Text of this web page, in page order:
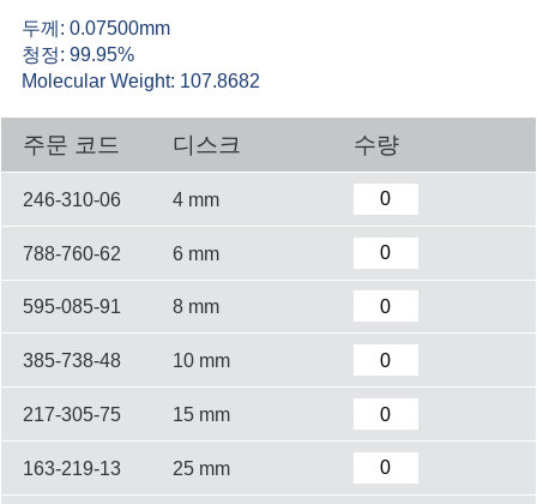
두께: 0.07500mm
청정: 99.95%
Molecular Weight: 107.8682
주문 코드 디스크 수량
246-310-06 4 mm
788-760-62 6 mm
595-085-91 8 mm
385-738-48 10 mm
217-305-75 15 mm
163-219-13 25 mm